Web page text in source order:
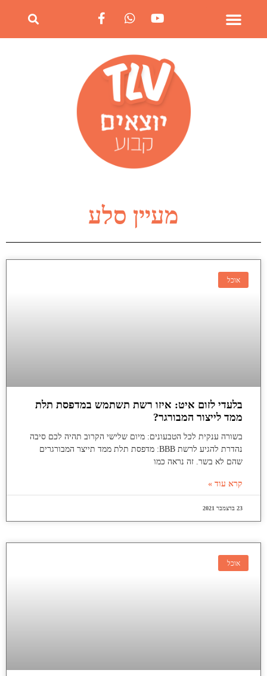
מעיין סלע
אוכל
בלעדי לזום איט: איזו רשת תשתמש במדפסת תלת
ממד לייצור המבורגר?
בשורה ענקית לכל הטבעונים: מיום שלישי הקרוב תהיה לכם סיבה
נהדרת להגיע לרשת BBB: מדפסת תלת ממד תייצר המבורגרים
שהם לא בשר. זה נראה כמו
קרא עוד »
23 בדצמבר 2021
אוכל